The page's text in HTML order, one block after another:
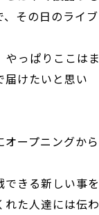
その日のライブ
っぱりここはま
けたいと思い
ープニングから
きる新しい事を
た人達には伝わ